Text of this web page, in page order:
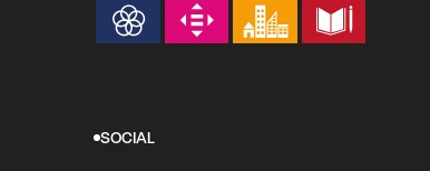
SOCIAL